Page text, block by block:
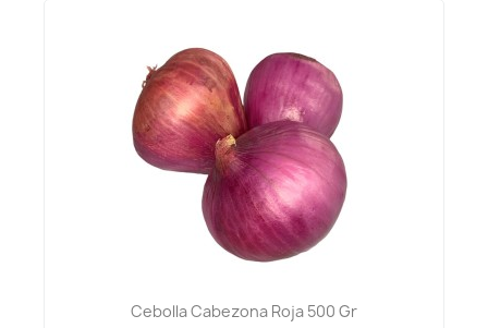
Cebolla Cabezona Roja 500 Gr